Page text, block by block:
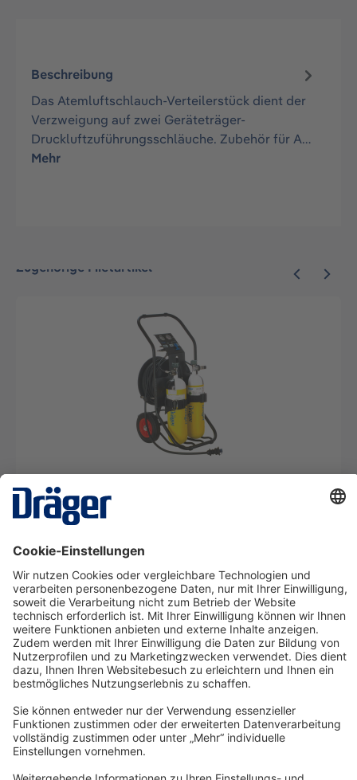
Beschreibung
Das Atemluftschlauch-Verteilerstück dient der
Verzweigung auf zwei Geräteträger-
Druckluftzuführungsschläuche. Zubehör für A…
Mehr
Zugehörige Mietartikel
Druckluftschlauchgerät PAS AirPack 1 (1-2
Personen)
SRM03914
Ab 39,23 €* pro Tag
Details
Service-Hotline